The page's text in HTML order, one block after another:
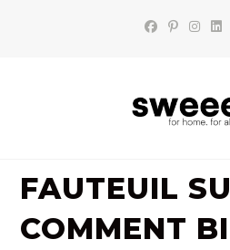
FAUTEUIL
COMMENT